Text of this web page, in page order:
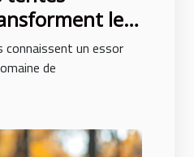
les
spectacles
un essor
de